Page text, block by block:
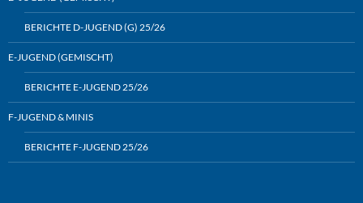
BERICHTE D-JUGEND (G) 25/26
E-JUGEND (GEMISCHT)
BERICHTE E-JUGEND 25/26
F-JUGEND & MINIS
BERICHTE F-JUGEND 25/26